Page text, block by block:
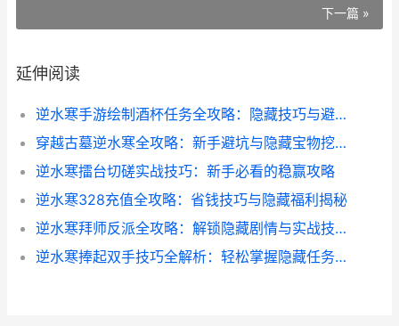
下一篇 »
延伸阅读
逆水寒手游绘制酒杯任务全攻略：隐藏技巧与避坑指南
穿越古墓逆水寒全攻略：新手避坑与隐藏宝物挖掘技巧
逆水寒擂台切磋实战技巧：新手必看的稳赢攻略
逆水寒328充值全攻略：省钱技巧与隐藏福利揭秘
逆水寒拜师反派全攻略：解锁隐藏剧情与实战技巧
逆水寒捧起双手技巧全解析：轻松掌握隐藏任务与实战应用